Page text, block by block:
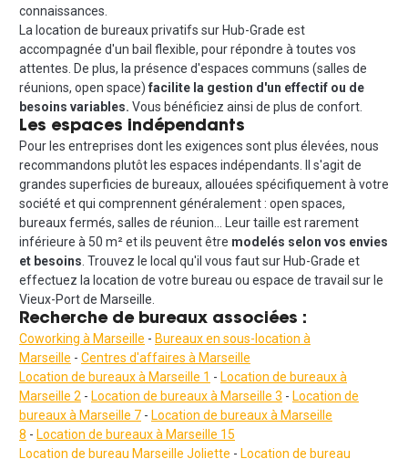
connaissances.
La location de bureaux privatifs sur Hub-Grade est
accompagnée d'un bail flexible, pour répondre à toutes vos
attentes. De plus, la présence d'espaces communs (salles de
réunions, open space) facilite la gestion d'un effectif ou de
besoins variables. Vous bénéficiez ainsi de plus de confort.
Les espaces indépendants
Pour les entreprises dont les exigences sont plus élevées, nous
recommandons plutôt les espaces indépendants. Il s'agit de
grandes superficies de bureaux, allouées spécifiquement à votre
société et qui comprennent généralement : open spaces,
bureaux fermés, salles de réunion… Leur taille est rarement
inférieure à 50 m² et ils peuvent être modelés selon vos envies
et besoins . Trouvez le local qu'il vous faut sur Hub-Grade et
effectuez la location de votre bureau ou espace de travail sur le
Vieux-Port de Marseille.
Recherche de bureaux associées :
Coworking à Marseille - Bureaux en sous-location à
Marseille - Centres d'affaires à Marseille
Location de bureaux à Marseille 1 - Location de bureaux à
Marseille 2 - Location de bureaux à Marseille 3 - Location de
bureaux à Marseille 7 - Location de bureaux à Marseille
8 - Location de bureaux à Marseille 15
Location de bureau Marseille Joliette - Location de bureau